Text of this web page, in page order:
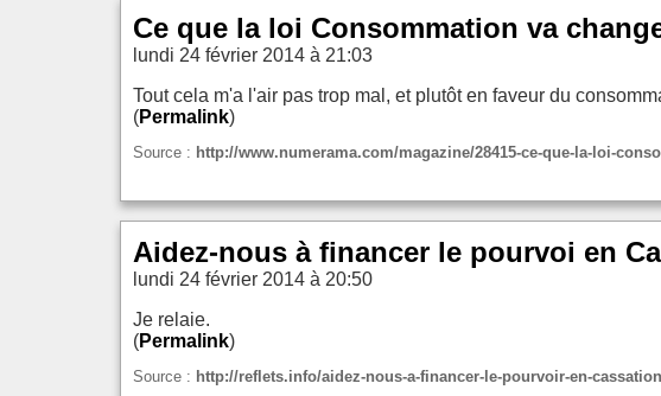
Ce que la loi Consommation va
lundi 24 février 2014 à 21:03
Tout cela m'a l'air pas trop mal, et plutôt en faveur du
(Permalink)
Source : http://www.numerama.com/magazine/28415-ce-que-la-loi-
Aidez-nous à financer le pourvoi en
lundi 24 février 2014 à 20:50
Je relaie.
(Permalink)
Source : http://reflets.info/aidez-nous-a-financer-le-pourvoir-en-